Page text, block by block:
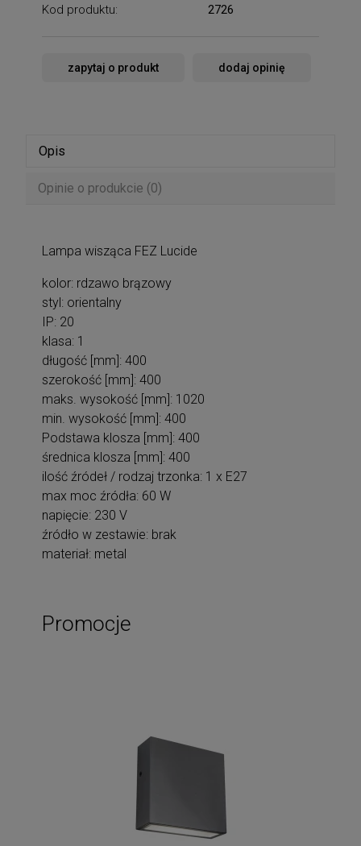
Kod produktu: 2726
zapytaj o produkt dodaj opinię
Opis
Opinie o produkcie (0)
Lampa wisząca FEZ Lucide
kolor: rdzawo brązowy
styl: orientalny
IP: 20
klasa: 1
długość [mm]: 400
szerokość [mm]: 400
maks. wysokość [mm]: 1020
min. wysokość [mm]: 400
Podstawa klosza [mm]: 400
średnica klosza [mm]: 400
ilość źródeł / rodzaj trzonka: 1 x E27
max moc źródła: 60 W
napięcie: 230 V
źródło w zestawie: brak
materiał: metal
Promocje